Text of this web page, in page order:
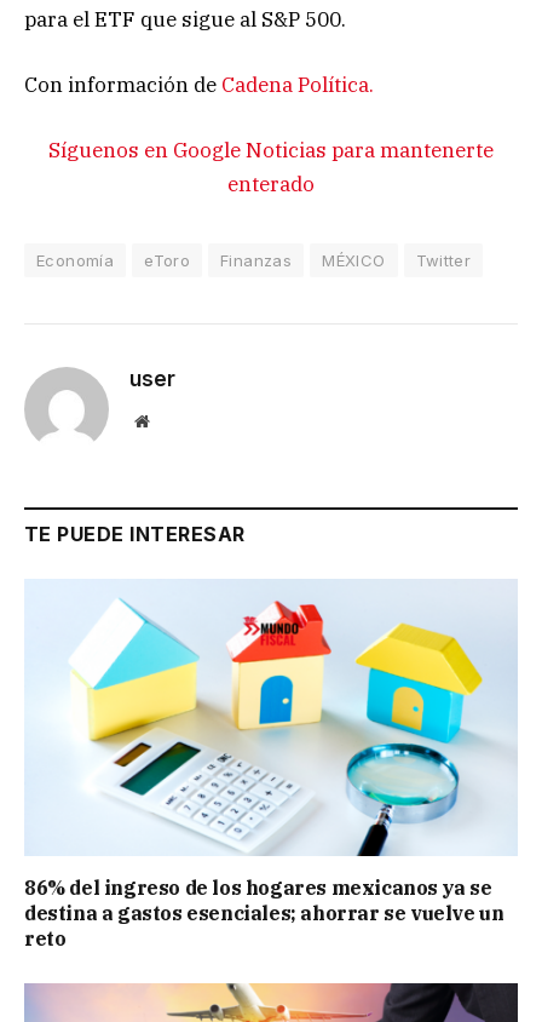
para el ETF que sigue al S&P 500.
Con información de Cadena Política.
Síguenos en Google Noticias para mantenerte
enterado
Economía eToro Finanzas MÉXICO Twitter
user
Website
TE PUEDE INTERESAR
86% del ingreso de los hogares mexicanos ya se
destina a gastos esenciales; ahorrar se vuelve un
reto